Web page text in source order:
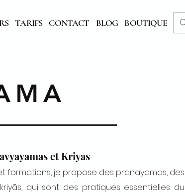
TARIFS CONTACT BLOG BOUTIQUE
et Kriyās
formations, je propose des pranayamas, des
qui sont des pratiques essentielles du